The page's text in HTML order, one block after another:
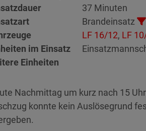
37 Minuten
Brandeinsatz
LF 16/12, LF
im Einsatz
Einheiten
Nachmittag um kurz nach 15
konnte kein Auslösegrund